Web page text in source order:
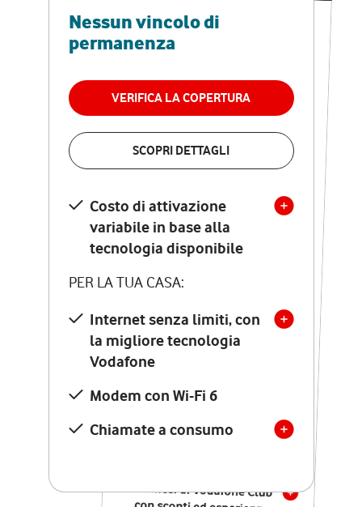
Nessun vincolo di
permanenza
VERIFICA LA COPERTURA
SCOPRI DETTAGLI
Costo di attivazione
variabile in base alla
tecnologia disponibile
PER LA TUA CASA:
Internet senza limiti, con
la migliore tecnologia
Vodafone
Modem con Wi-Fi 6
Chiamate a consumo
RETE FISSA + VODAFONE CLUB
29,95€
permanenza
VERIFICA LA COPERTURA
Costo di attivazione
variabile in base alla
tecnologia disponibile
PER LA TUA CASA:
Internet senza limiti, con
la migliore tecnologia
Vodafone
Modem Seven con Wi-Fi 7
Chiamate illimitate verso
numeri fissi e mobili
nazionali
12 mesi di Vodafone Club
con sconti ed esperienze
esclusive, poi si disattiva